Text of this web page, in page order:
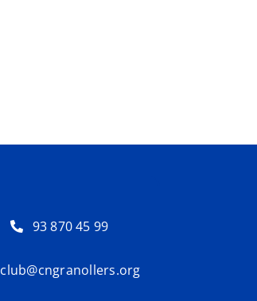
93 870 45 99
club@cngranollers.org